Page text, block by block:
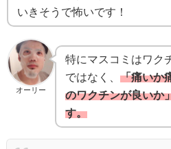
いきそうで怖いです！
オーリー
特にマスコミはワク
ではなく、 「痛いか
のワクチンが良いか
す。